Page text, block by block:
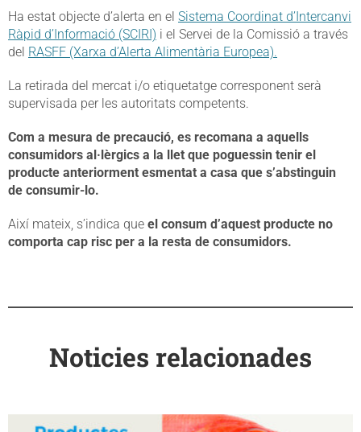
Ha estat objecte d’alerta en el Sistema Coordinat d’Intercanvi
Ràpid d’Informació (SCIRI) i el Servei de la Comissió a través
del RASFF (Xarxa d’Alerta Alimentària Europea).
La retirada del mercat i/o etiquetatge corresponent serà
supervisada per les autoritats competents.
Com a mesura de precaució, es recomana a aquells
consumidors al·lèrgics a la llet que poguessin tenir el
producte anteriorment esmentat a casa que s’abstinguin
de consumir-lo.
Així mateix, s’indica que el consum d’aquest producte no
comporta cap risc per a la resta de consumidors.
Noticies relacionades